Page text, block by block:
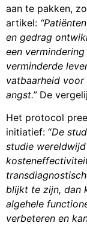
aan te pakken,
artikel:
en gedrag
een
verminderde
vatbaarheid
angst.”De
Het protocol
initiatief: “De
studie
blijkt te zijn, dan
algehele
verbeteren en